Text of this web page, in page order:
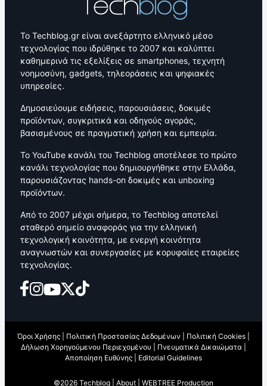
Το Techblog.gr είναι ανεξάρτητο ελληνικό μέσο
τεχνολογίας που ιδρύθηκε το 2007 και καλύπτει
καθημερινά τις εξελίξεις σε smartphones, τεχνητή
νοημοσύνη, gadgets, τηλεοράσεις και ψηφιακές
υπηρεσίες.
Δημοσιεύουμε ειδήσεις, παρουσιάσεις, δοκιμές
προϊόντων, συγκριτικά και οδηγούς αγοράς,
βασισμένους σε πραγματική χρήση και εμπειρία.
Το YouTube κανάλι του Techblog αποτέλεσε το πρώτο
κανάλι τεχνολογίας που δημιουργήθηκε στην Ελλάδα,
παρουσιάζοντας hands-on δοκιμές και unboxing
προϊόντων.
Από το 2007 μέχρι σήμερα, το Techblog αποτελεί
σταθερό σημείο αναφοράς για την ελληνική
τεχνολογική κοινότητα, με ενεργή κοινότητα
αναγνωστών και συνεργασίες με κορυφαίες εταιρείες
τεχνολογίας.
Όροι Χρήσης Πολιτική Προστασίας Δεδομένων Πολιτική Cookies
Δήλωση Χορηγούμενου Περιεχομένου
Πνευματικά Δικαιώματα
Αποποίηση Ευθύνης
Editorial Guidelines
©2026 Techblog | About WEBTREE Production